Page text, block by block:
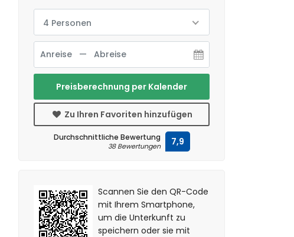
4 Personen
Preisberechnung per Kalender
Zu Ihren Favoriten hinzufügen
Durchschnittliche Bewertung
38 Bewertungen 7,9
Scannen Sie den QR-Code
mit Ihrem Smartphone,
um die Unterkunft zu
speichern oder sie mit